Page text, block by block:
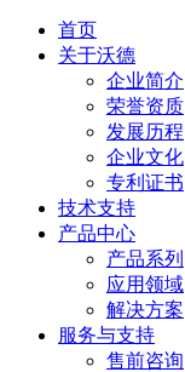
首页
关于沃德
企业简介
荣誉资质
发展历程
企业文化
专利证书
技术支持
产品中心
产品系列
应用领域
解决方案
服务与支持
售前咨询